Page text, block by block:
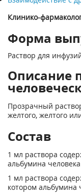
Клинико-
Форма
Раствор для
Описание
Прозрачный
желтого, желтого
Состав
1 мл раствора
альбумина
1 мл раствора
котором альбумина